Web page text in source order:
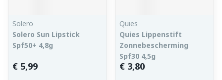
Solero
Solero Sun Lipstick
Spf50+ 4,8g
€ 5,99
Quies
Quies Lippenstift
Zonnebescherming
Spf30 4,5g
€ 3,80